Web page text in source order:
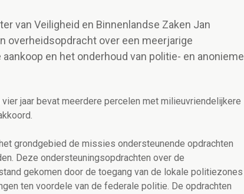
van Veiligheid en Binnenlandse Zaken Jan
overheidsopdracht over een meerjarige
en het onderhoud van politie- en anonieme
jaar bevat meerdere percelen met milieuvriendelijkere
grondgebied de missies ondersteunende opdrachten
Deze ondersteuningsopdrachten over de
gekomen door de toegang van de lokale politiezones
ten voordele van de federale politie. De opdrachten